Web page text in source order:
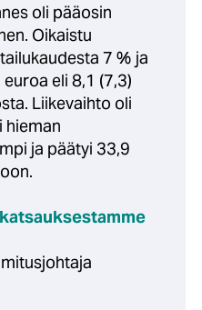
oli pääosin
Oikaistu
7 % ja
eli 8,1 (7,3)
Liikevaihto oli
hieman
ja päätyi 33,9